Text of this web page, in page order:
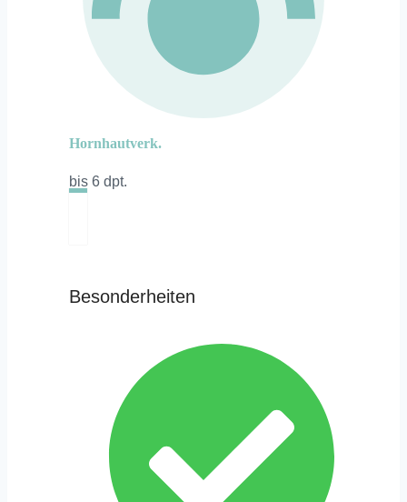
Hornhautverk.
bis 6 dpt.
Besonderheiten